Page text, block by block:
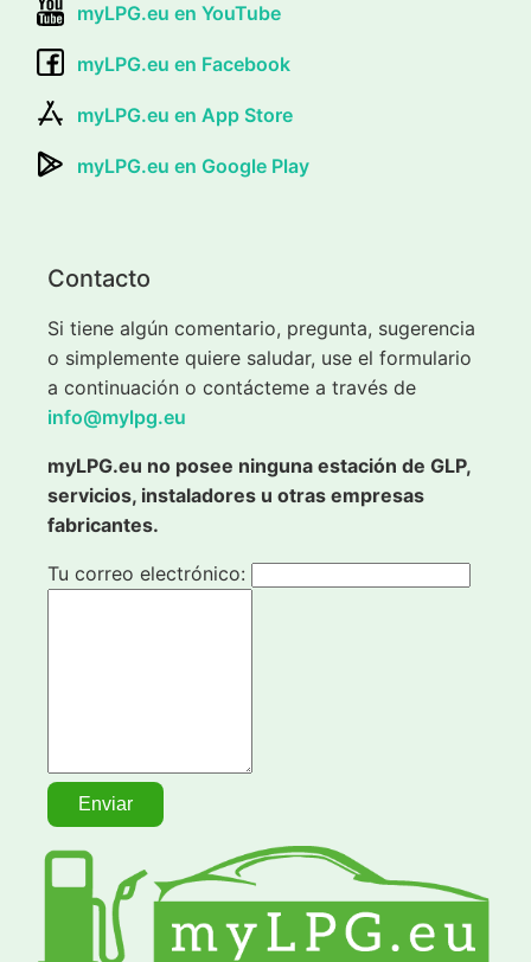
myLPG.eu en YouTube
myLPG.eu en Facebook
myLPG.eu en App Store
myLPG.eu en Google Play
Contacto
Si tiene algún comentario, pregunta, sugerencia
o simplemente quiere saludar, use el formulario
a continuación o contácteme a través de
info@mylpg.eu
myLPG.eu no posee ninguna estación de GLP,
servicios, instaladores u otras empresas
fabricantes.
Tu correo electrónico: